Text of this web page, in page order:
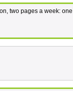
two pages a week: